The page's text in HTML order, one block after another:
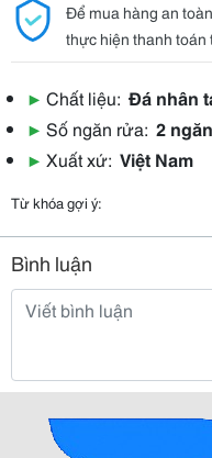
Để mua hàng an
thực hiện thanh
▶ Chất liệu: Đá nhân
▶ Số ngăn rửa: 2 ngăn
▶ Xuất xứ: Việt Nam
Từ khóa gợi ý:
Bình luận